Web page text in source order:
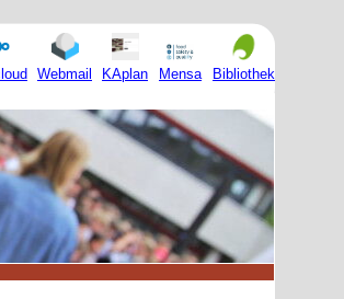
Webmail KAplan Mensa Bibliothek